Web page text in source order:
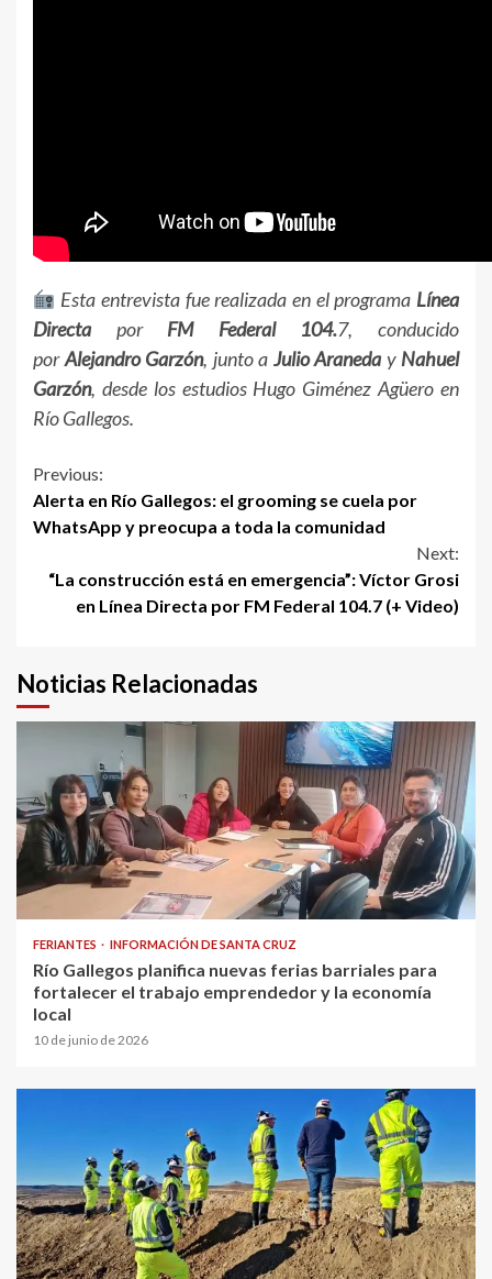
Esta entrevista fue realizada en el programa Línea
Directapor FM Federal 104.7, conducido
porAlejandro Garzón, junto a Julio Araneday Nahuel
Garzón, desde los estudios Hugo Giménez Agüero en
Río Gallegos.
Continue
Reading
Previous:
Alerta en Río Gallegos: el grooming se cuela por
WhatsApp y preocupa a toda la comunidad
Next:
“La construcción está en emergencia”: Víctor Grosi
en Línea Directa por FM Federal 104.7 (+ Video)
Noticias Relacionadas
FERIANTES INFORMACIÓN DE SANTA CRUZ
Río Gallegos planifica nuevas ferias barriales para
fortalecer el trabajo emprendedor y la economía
local
10 de junio de 2026